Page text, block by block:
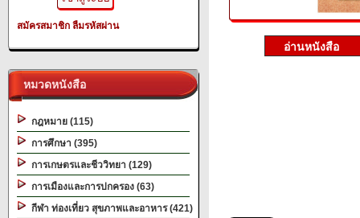
สมัครสมาชิก ลืมรหัสผ่าน
หมวดหนังสือ
กฎหมาย (115)
การศึกษา (395)
การเกษตรและชีววิทยา (129)
การเมืองและการปกครอง (63)
กีฬา ท่องเที่ยว สุขภาพและอาหาร (421)